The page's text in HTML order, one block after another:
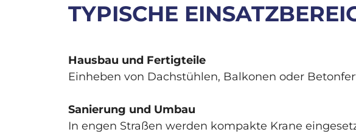
TYPISCHE
Hausbau und Fertigteile
Einheben von Dachstühlen, Balkonen oder
Sanierung und Umbau
In engen Straßen werden kompakte Krane